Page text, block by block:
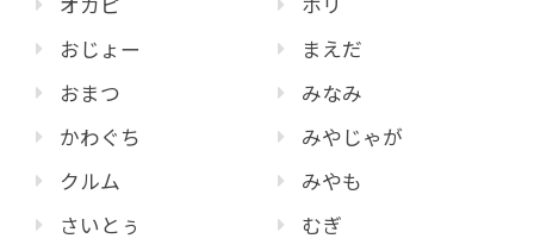
おじょー
おまつ
かわぐち
クルム
さいとぅ
まえだ
みなみ
みやじゃが
みやも
むぎ